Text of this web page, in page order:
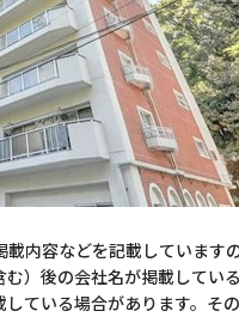
内容などを記載しています
）後の会社名が掲載している
ている場合があります。そ